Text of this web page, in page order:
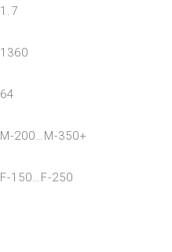
1.7
1360
64
М-200…М-350+
F-150…F-250